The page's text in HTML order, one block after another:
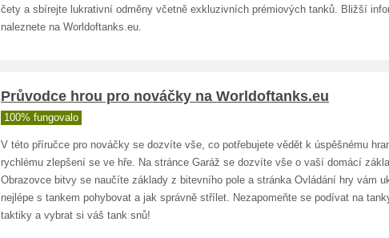
čety a sbírejte lukrativní odměny včetně exkluzivních prémiových tanků. Bližší
naleznete na Worldoftanks.eu.
Průvodce hrou pro nováčky na Worldoftanks.eu
100% fungovalo
V této příručce pro nováčky se dozvíte vše, co potřebujete vědět k úspěšnému
rychlému zlepšení se ve hře. Na stránce Garáž se dozvíte vše o vaší domácí
Obrazovce bitvy se naučíte základy z bitevního pole a stránka Ovládání hry vám
nejlépe s tankem pohybovat a jak správně střílet. Nezapomeňte se podívat na
taktiky a vybrat si váš tank snů!